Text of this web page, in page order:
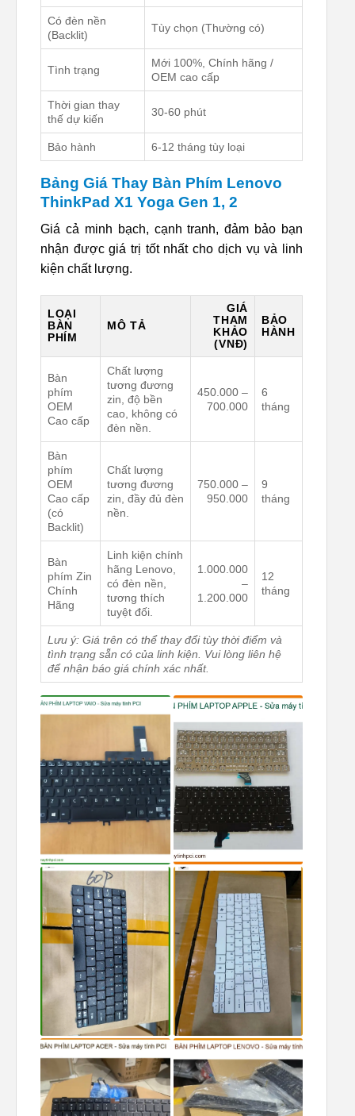
Có đèn nền
(Backlit)
Tùy chọn (Thường có)
Tình trạng
Mới 100%, Chính hãng /
OEM cao cấp
Thời gian thay
thế dự kiến
30-60 phút
Bảo hành 6-12 tháng tùy loại
Bảng Giá Thay Bàn Phím Lenovo
ThinkPad X1 Yoga Gen 1, 2
Giá cả minh bạch, cạnh tranh, đảm bảo bạn
nhận được giá trị tốt nhất cho dịch vụ và linh
kiện chất lượng.
LOẠI
BÀN
PHÍM
MÔ TẢ
GIÁ
THAM
KHẢO
(VNĐ)
BẢO
HÀNH
Bàn
phím
OEM
Cao cấp
Chất lượng
tương đương
zin, độ bền
cao, không có
đèn nền.
450.000 –
700.000
6
tháng
Bàn
phím
OEM
Cao cấp
(có
Backlit)
Chất lượng
tương đương
zin, đầy đủ đèn
nền.
750.000 –
950.000
9
tháng
Bàn
phím Zin
Chính
Hãng
Linh kiện chính
hãng Lenovo,
có đèn nền,
tương thích
tuyệt đối.
1.000.000
–
1.200.000
12
tháng
Lưu ý: Giá trên có thể thay đổi tùy thời điểm và
tình trạng sẵn có của linh kiện. Vui lòng liên hệ
để nhận báo giá chính xác nhất.